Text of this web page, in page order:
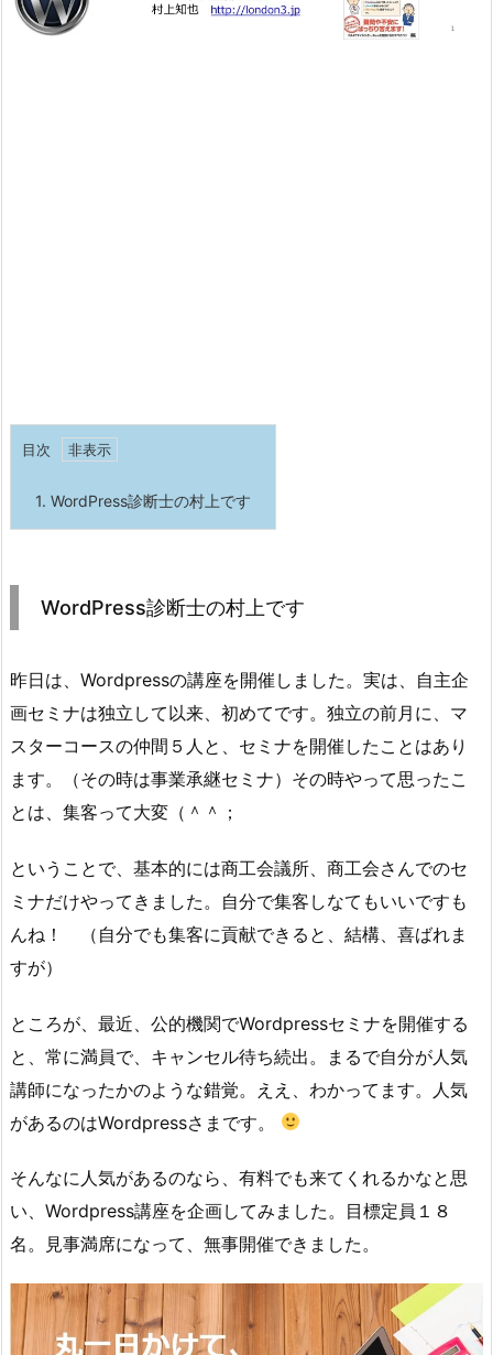
目次
1. WordPress診断士の村上です
WordPress診断士の村上です
昨日は、Wordpressの講座を開催しました。実は、自主企
画セミナは独立して以来、初めてです。独立の前月に、マ
スターコースの仲間５人と、セミナを開催したことはあり
ます。（その時は事業承継セミナ）その時やって思ったこ
とは、集客って大変（＾＾；
ということで、基本的には商工会議所、商工会さんでのセ
ミナだけやってきました。自分で集客しなてもいいですも
んね！ （自分でも集客に貢献できると、結構、喜ばれま
すが）
ところが、最近、公的機関でWordpressセミナを開催する
と、常に満員で、キャンセル待ち続出。まるで自分が人気
講師になったかのような錯覚。ええ、わかってます。人気
があるのはWordpressさまです。
そんなに人気があるのなら、有料でも来てくれるかなと思
い、Wordpress講座を企画してみました。目標定員１８
名。見事満席になって、無事開催できました。